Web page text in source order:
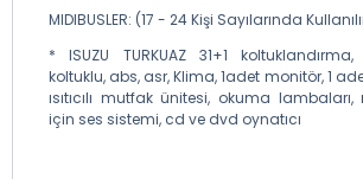
MIDIBUSLER: (17 - 24 Kişi Sayılarında
* ISUZU TURKUAZ 31+1
koltuklu, abs, asr, Klima, 1adet monitör, 1
ısıtıcılı mutfak ünitesi, okuma
için ses sistemi, cd ve dvd oynatıcı